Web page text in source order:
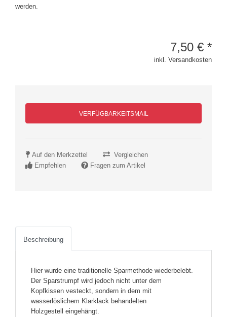
werden.
7,50 € *
inkl. Versandkosten
VERFÜGBARKEITSMAIL
Auf den Merkzettel
Vergleichen
Empfehlen
Fragen zum Artikel
Beschreibung
Hier wurde eine traditionelle Sparmethode wiederbelebt.
Der Sparstrumpf wird jedoch nicht unter dem
Kopfkissen vesteckt, sondern in dem mit
wasserlöslichem Klarklack behandelten
Holzgestell eingehängt.